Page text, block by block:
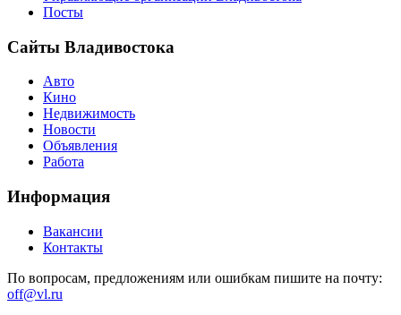
Посты
Сайты Владивостока
Авто
Кино
Недвижимость
Новости
Объявления
Работа
Информация
Вакансии
Контакты
По вопросам, предложениям или ошибкам пишите на почту:
off@vl.ru